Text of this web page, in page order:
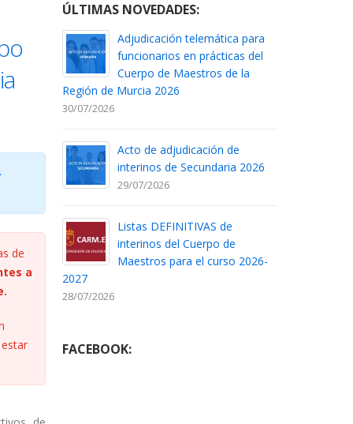
de
a
ÚLTIMAS NOVEDADES:
Adjudicación telemática para
funcionarios en prácticas del
Cuerpo de Maestros de la
Región de Murcia 2026
30/07/2026
Acto de adjudicación de
interinos de Secundaria 2026
29/07/2026
Listas DEFINITIVAS de
interinos del Cuerpo de
Maestros para el curso 2026-
2027
28/07/2026
FACEBOOK: